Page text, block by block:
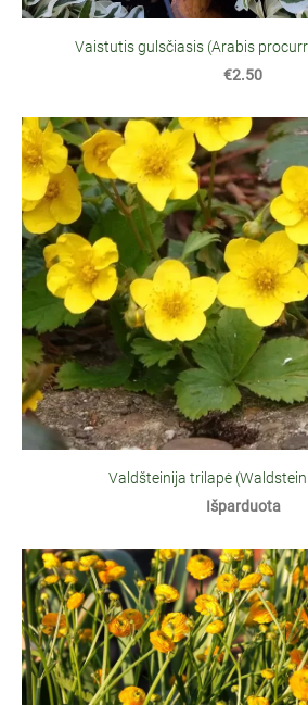
Vaistutis gulsčiasis (Arabis
€2.50
Valdšteinija trilapė
Išparduota